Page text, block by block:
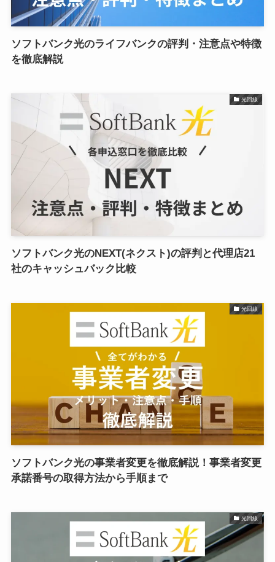
ソフトバンク光のライフバンクの評判・注意点や特徴
を徹底解説
光回線
ソフトバンク光のNEXT(ネクスト)の評判と代理店21
社のキャッシュバック比較
光回線
ソフトバンク光の事業者変更を徹底解説！事業者変更
承諾番号の取得方法から手順まで
光回線